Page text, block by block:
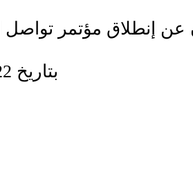
عن إنطلاق مؤتمر
بتاريخ 22 ديسمبر, 2017